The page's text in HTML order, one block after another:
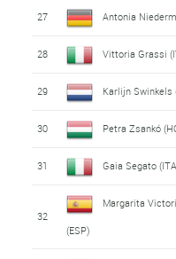
27 Antonia
28 Vittoria Grassi
29 Karlijn Swinkels
30 Petra Zsankó
31 Gaia Segato
32
Margarita
(ESP)